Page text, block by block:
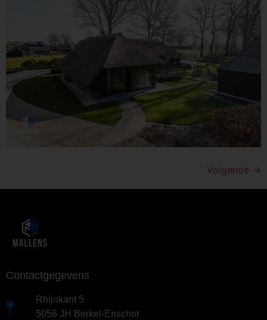
Volgende →
Contactgegevens
Rhijnkant 5
5056 JH Berkel-Enschot